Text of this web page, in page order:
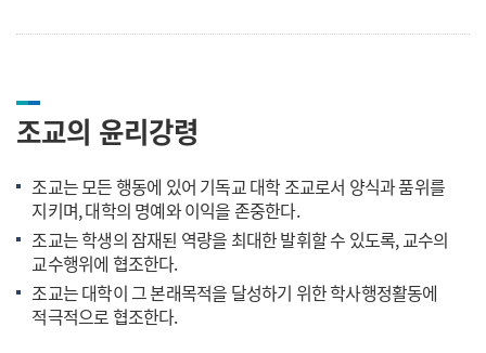
조교의 윤리강령
조교는 모든 행동에 있어 기독교 대학 조교로서 양식과 품위를
지키며, 대학의 명예와 이익을 존중한다.
조교는 학생의 잠재된 역량을 최대한 발휘할 수 있도록, 교수의
교수행위에 협조한다.
조교는 대학이 그 본래목적을 달성하기 위한 학사행정활동에
적극적으로 협조한다.